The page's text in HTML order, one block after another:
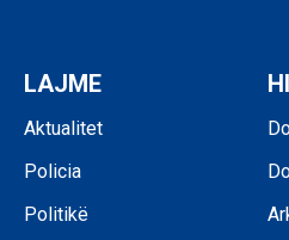
LAJME
Aktualitet
Policia
Politikë